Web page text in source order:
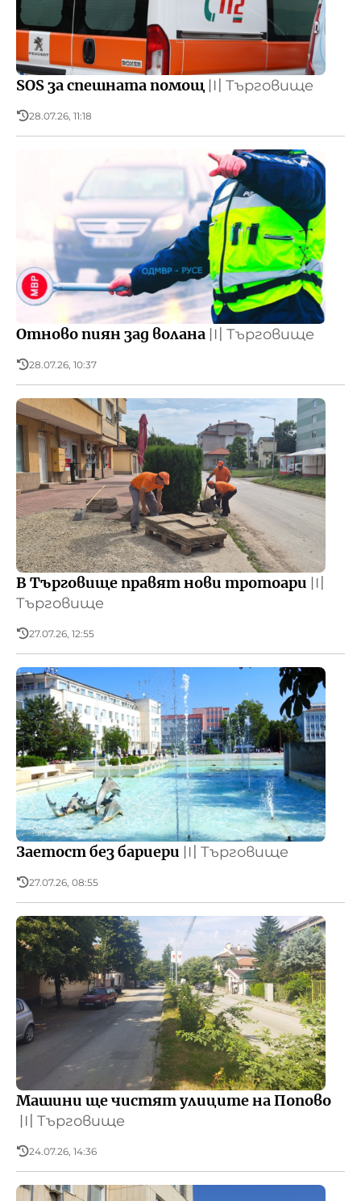
SOS за спешната помощ 〣 Търговище
28.07.26, 11:18
Отново пиян зад волана 〣 Търговище
28.07.26, 10:37
В Търговище правят нови тротоари 〣
Търговище
27.07.26, 12:55
Заетост без бариери 〣 Търговище
27.07.26, 08:55
Машини ще чистят улиците на Попово
〣 Търговище
24.07.26, 14:36